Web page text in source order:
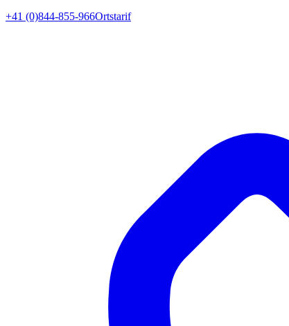
+41 (0)844-855-966Ortstarif